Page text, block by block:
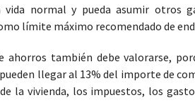
normal y pueda asumir otros
límite máximo recomendado de
también debe valorarse,
llegar al 13% del importe de
la vivienda, los impuestos, los